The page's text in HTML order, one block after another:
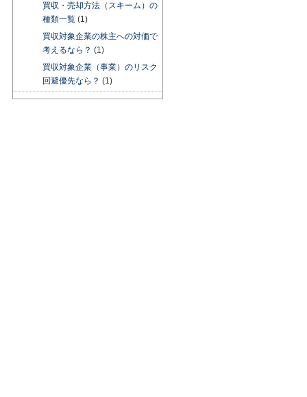
買収・売却方法（スキーム）の
種類一覧 (1)
買収対象企業の株主への対価で
考えるなら？ (1)
買収対象企業（事業）のリスク
回避優先なら？ (1)